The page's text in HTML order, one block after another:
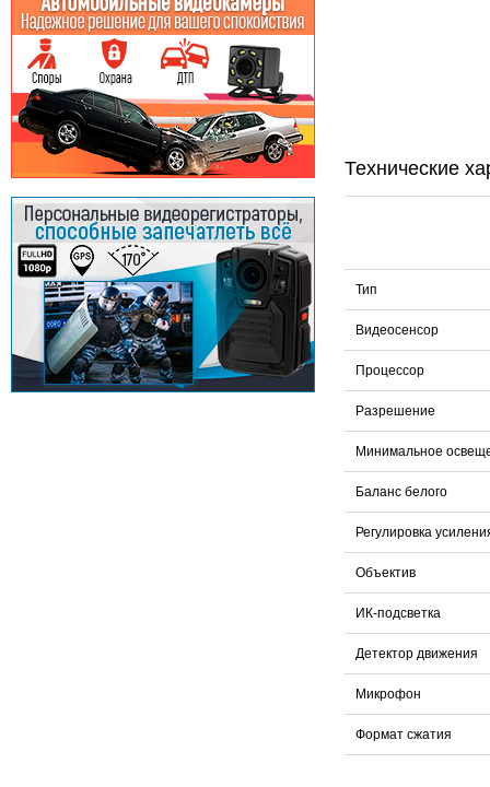
Технические
Тип
Видеосенсор
Процессор
Разрешение
Минимальное
Баланс белого
Регулировка
Объектив
ИК-подсветка
Детектор движения
Микрофон
Формат сжатия